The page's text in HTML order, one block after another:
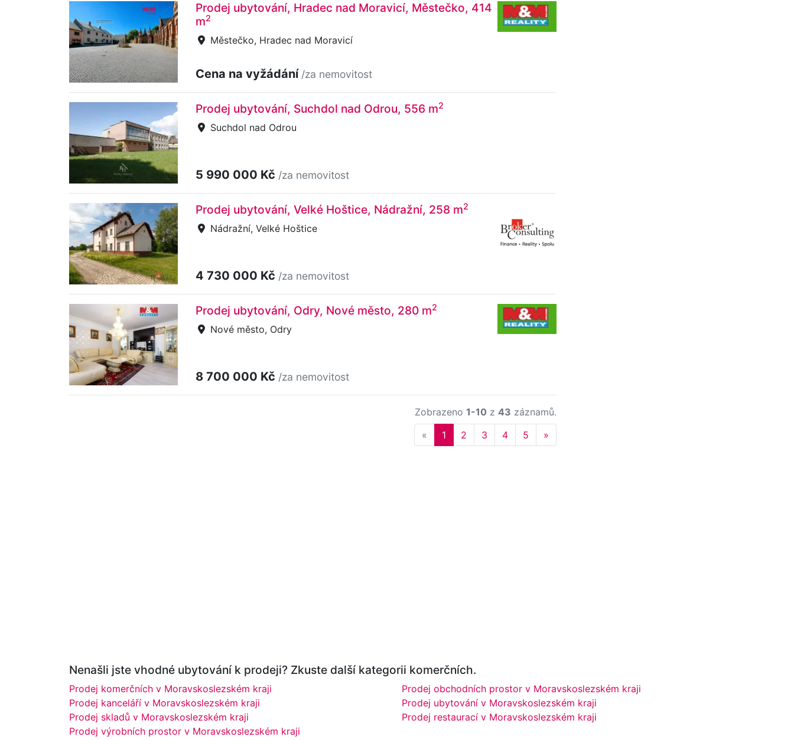
Prodej ubytování, Hradec nad Moravicí, Městečko, 414
m2
Městečko, Hradec nad Moravicí
Cena na vyžádání /za nemovitost
Prodej ubytování, Suchdol nad Odrou, 556 m2
Suchdol nad Odrou
5 990 000 Kč /za nemovitost
Prodej ubytování, Velké Hoštice, Nádražní, 258 m2
Nádražní, Velké Hoštice
4 730 000 Kč /za nemovitost
Prodej ubytování, Odry, Nové město, 280 m2
Nové město, Odry
8 700 000 Kč /za nemovitost
Zobrazeno 1-10 z 43 záznamů.
« Previous
1 2 3 4 5 »
Nenašli jste vhodné ubytování k prodeji? Zkuste další kategorii komerčních.
Prodej komerčních v Moravskoslezském kraji
Prodej kanceláří v Moravskoslezském kraji
Prodej skladů v Moravskoslezském kraji
Prodej výrobních prostor v Moravskoslezském kraji
Prodej obchodních prostor v Moravskoslezském kraji
Prodej ubytování v Moravskoslezském kraji
Prodej restaurací v Moravskoslezském kraji